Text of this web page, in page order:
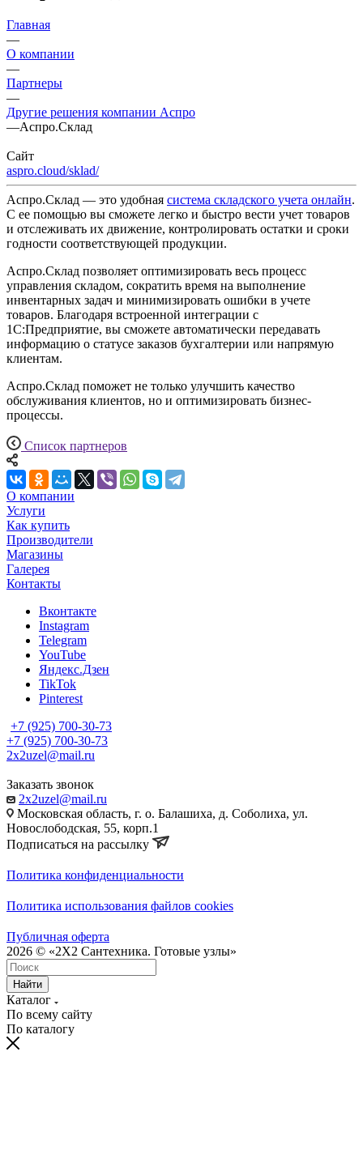
Главная
—
О компании
—
Партнеры
—
Другие решения компании Аспро
—Аспро.Склад
Сайт
aspro.cloud/sklad/
Аспро.Склад — это удобная система складского учета онлайн.
С ее помощью вы сможете легко и быстро вести учет товаров
и отслеживать их движение, контролировать остатки и сроки
годности соответствующей продукции.
Аспро.Склад позволяет оптимизировать весь процесс
управления складом, сократить время на выполнение
инвентарных задач и минимизировать ошибки в учете
товаров. Благодаря встроенной интеграции с
1С:Предприятие, вы сможете автоматически передавать
информацию о статусе заказов бухгалтерии или напрямую
клиентам.
Аспро.Склад поможет не только улучшить качество
обслуживания клиентов, но и оптимизировать бизнес-
процессы.
Список партнеров
О компании
Услуги
Как купить
Производители
Магазины
Галерея
Контакты
Вконтакте
Instagram
Telegram
YouTube
Яндекс.Дзен
TikTok
Pinterest
+7 (925) 700-30-73
+7 (925) 700-30-73
2x2uzel@mail.ru
Заказать звонок
2x2uzel@mail.ru
Московская область, г. о. Балашиха, д. Соболиха, ул.
Новослободская, 55, корп.1
Подписаться на рассылку
Политика конфиденциальности
Политика использования файлов cookies
Публичная оферта
2026 © «2X2 Сантехника. Готовые узлы»
Найти
Каталог
По всему сайту
По каталогу